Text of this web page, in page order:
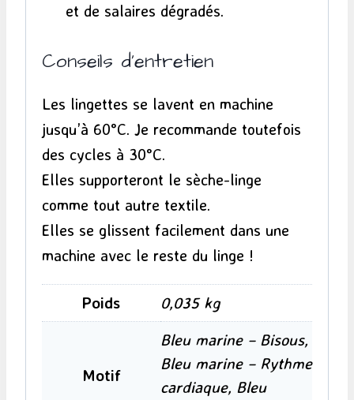
et de salaires dégradés.
Conseils d’entretien
Les lingettes se lavent en machine
jusqu’à 60°C. Je recommande toutefois
des cycles à 30°C.
Elles supporteront le sèche-linge
comme tout autre textile.
Elles se glissent facilement dans une
machine avec le reste du linge !
Poids 0,035 kg
Motif
Bleu marine – Bisous,
Bleu marine – Rythme
cardiaque, Bleu